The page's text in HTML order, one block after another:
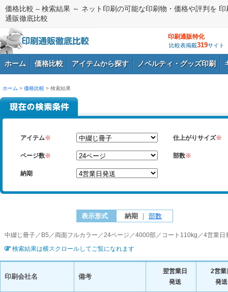
価格比較 – 検索結果 ～ ネット印刷の可能な印刷物・価格や評判を 印
通販徹底比較
印刷通販特化
比較表掲載319サイト
ホーム 価格比較 アイテムから探す ノベルティ・グッズ印刷
ログイン
ホーム > 価格比較 > 検索結果
アイテム※ 仕上がりサイズ※
ページ数※ 部数※
納期
表示形式 納期 ｜ 部数
中綴じ冊子／B5／両面フルカラー／24ページ／4000部／コート110kg／4営業
検索結果は横スクロールしてご覧になれます
印刷会社名 備考
翌営業日
発送
2営業
発送